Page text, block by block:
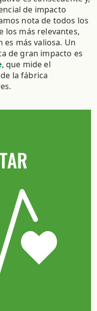
de impacto
nota de todos los
los más relevantes,
más valiosa. Un
de gran impacto es
, que mide el
la fábrica